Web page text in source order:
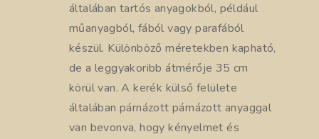
általában tartós anyagokból, például
műanyagból, fából vagy parafából
készül. Különböző méretekben kapható,
de a leggyakoribb átmérője 35 cm
körül van. A kerék külső felülete
általában párnázott párnázott anyaggal
van bevonva, hogy kényelmet és